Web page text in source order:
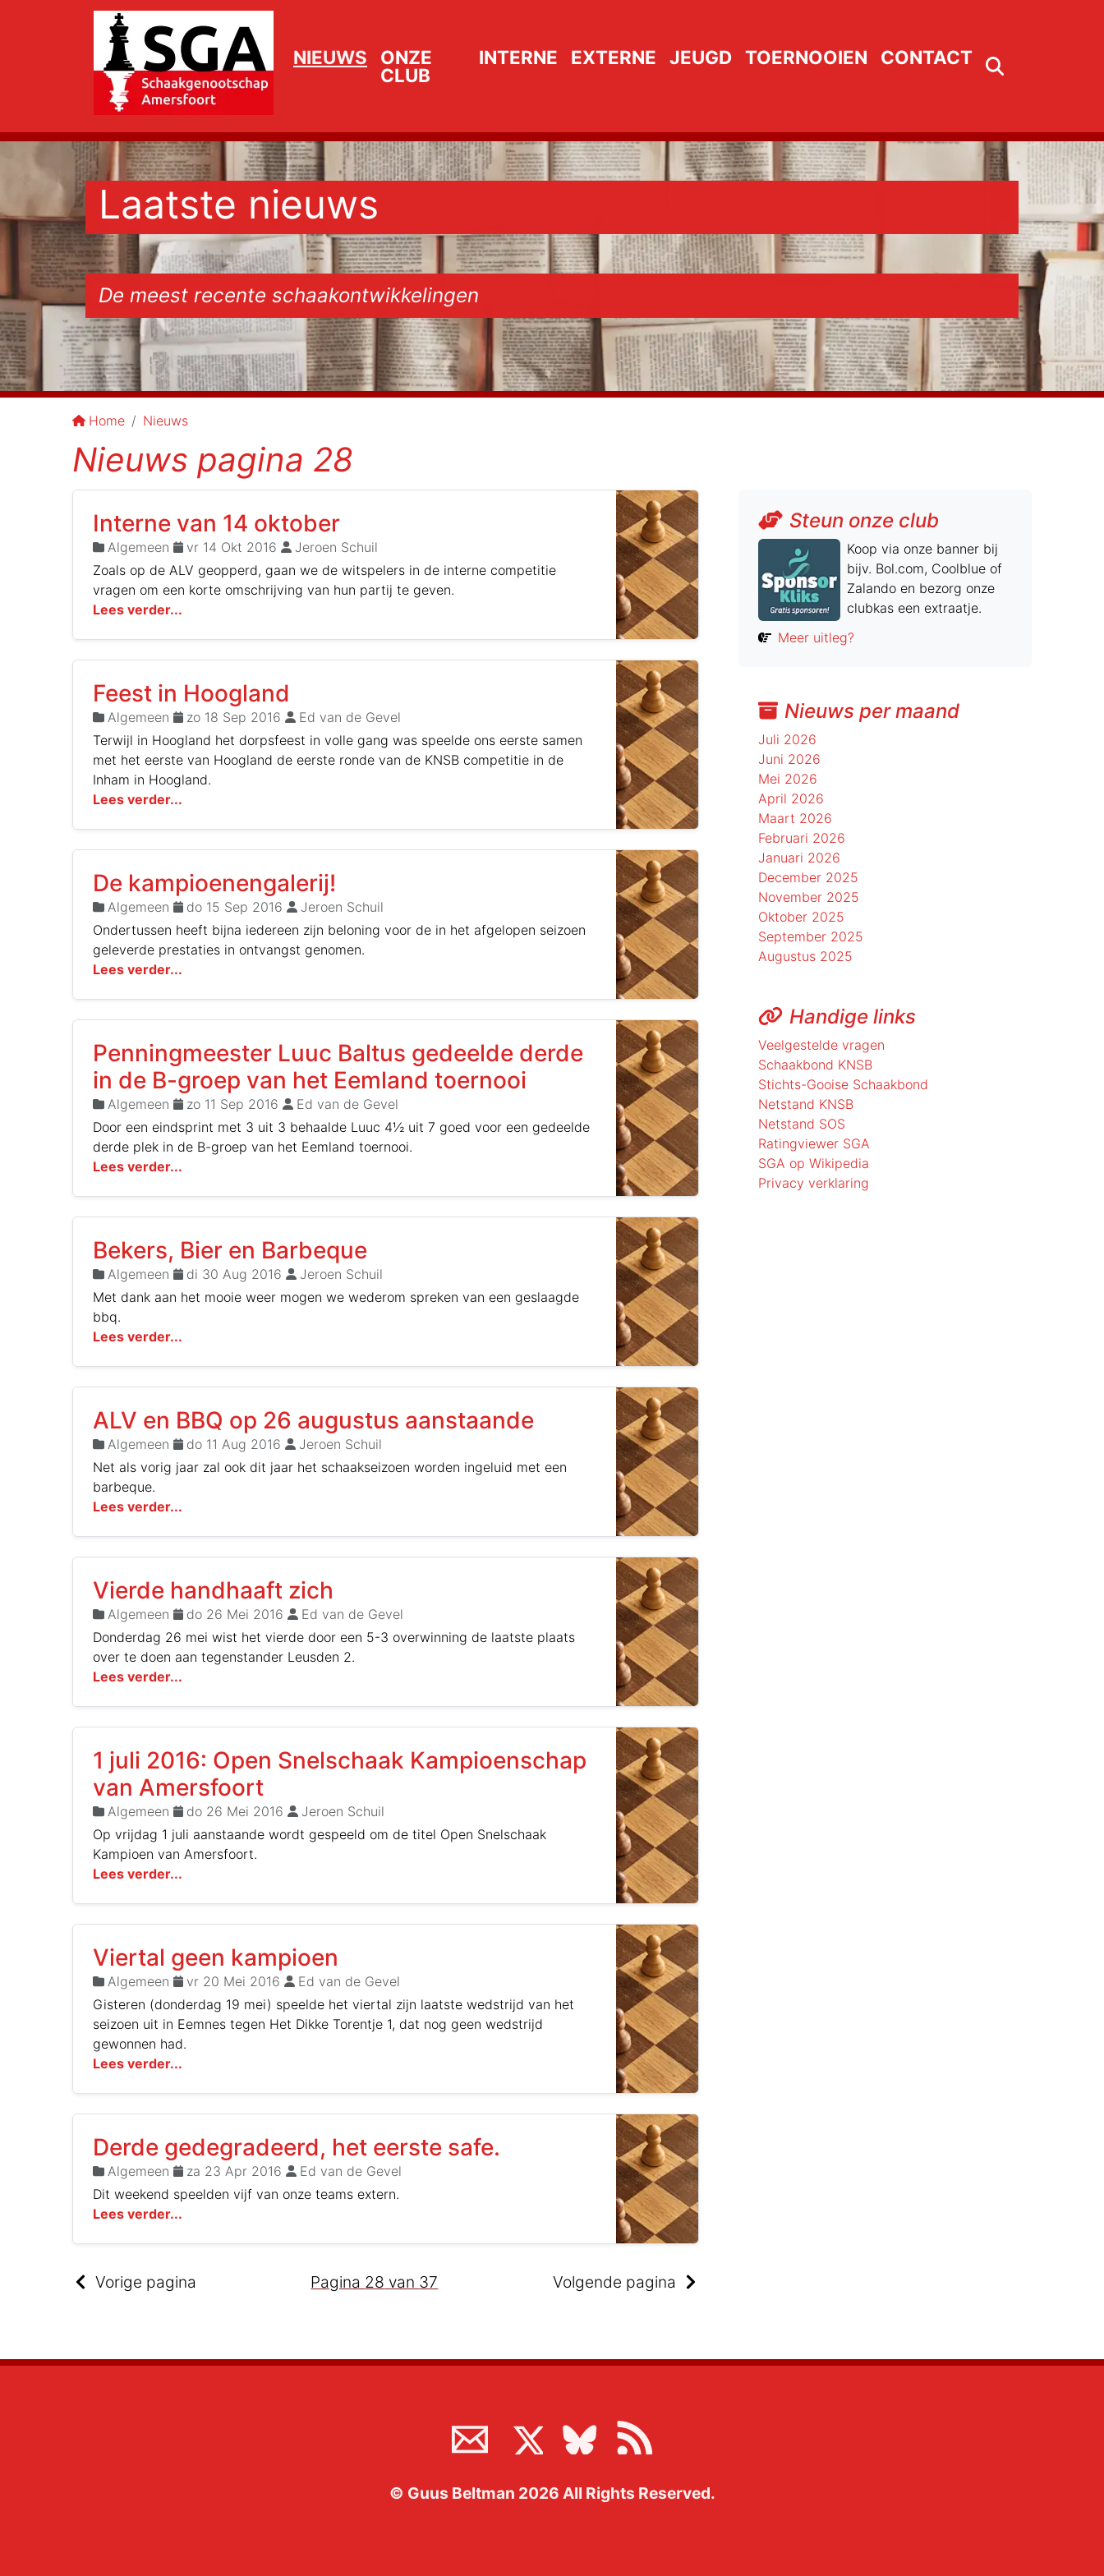
NIEUWS
ONZE
CLUB
INTERNE EXTERNE JEUGD TOERNOOIEN CONTACT
Laatste nieuws
De meest recente schaakontwikkelingen
Home Nieuws
Nieuws pagina 28
Interne van 14 oktober
Algemeen vr 14 Okt 2016
Jeroen Schuil
Zoals op de ALV geopperd, gaan we de witspelers in de interne competitie
vragen om een korte omschrijving van hun partij te geven.
Lees verder...
Feest in Hoogland
Algemeen zo 18 Sep 2016
Ed van de Gevel
Terwijl in Hoogland het dorpsfeest in volle gang was speelde ons eerste samen
met het eerste van Hoogland de eerste ronde van de KNSB competitie in de
Inham in Hoogland.
Lees verder...
De kampioenengalerij!
Algemeen do 15 Sep 2016
Jeroen Schuil
Ondertussen heeft bijna iedereen zijn beloning voor de in het afgelopen seizoen
geleverde prestaties in ontvangst genomen.
Lees verder...
Penningmeester Luuc Baltus gedeelde derde
in de B-groep van het Eemland toernooi
Algemeen zo 11 Sep 2016
Ed van de Gevel
Door een eindsprint met 3 uit 3 behaalde Luuc 4½ uit 7 goed voor een gedeelde
derde plek in de B-groep van het Eemland toernooi.
Lees verder...
Bekers, Bier en Barbeque
Algemeen di 30 Aug 2016
Jeroen Schuil
Met dank aan het mooie weer mogen we wederom spreken van een geslaagde
bbq.
Lees verder...
ALV en BBQ op 26 augustus aanstaande
Algemeen do 11 Aug 2016
Jeroen Schuil
Net als vorig jaar zal ook dit jaar het schaakseizoen worden ingeluid met een
barbeque.
Lees verder...
Vierde handhaaft zich
Algemeen do 26 Mei 2016
Ed van de Gevel
Donderdag 26 mei wist het vierde door een 5-3 overwinning de laatste plaats
over te doen aan tegenstander Leusden 2.
Lees verder...
1 juli 2016: Open Snelschaak Kampioenschap
van Amersfoort
Algemeen do 26 Mei 2016
Jeroen Schuil
Op vrijdag 1 juli aanstaande wordt gespeeld om de titel Open Snelschaak
Kampioen van Amersfoort.
Lees verder...
Viertal geen kampioen
Algemeen vr 20 Mei 2016
Ed van de Gevel
Gisteren (donderdag 19 mei) speelde het viertal zijn laatste wedstrijd van het
seizoen uit in Eemnes tegen Het Dikke Torentje 1, dat nog geen wedstrijd
gewonnen had.
Lees verder...
Derde gedegradeerd, het eerste safe.
Algemeen za 23 Apr 2016
Ed van de Gevel
Dit weekend speelden vijf van onze teams extern.
Lees verder...
Vorige pagina Pagina 28 van 37 Volgende pagina
Steun onze club
Koop via onze banner bij
bijv. Bol.com, Coolblue of
Zalando en bezorg onze
clubkas een extraatje.
Meer uitleg?
Nieuws per maand
Juli 2026
Juni 2026
Mei 2026
April 2026
Maart 2026
Februari 2026
Januari 2026
December 2025
November 2025
Oktober 2025
September 2025
Augustus 2025
Handige links
Veelgestelde vragen
Schaakbond KNSB
Stichts-Gooise Schaakbond
Netstand KNSB
Netstand SOS
Ratingviewer SGA
SGA op Wikipedia
Privacy verklaring
© Guus Beltman 2026 All Rights Reserved.